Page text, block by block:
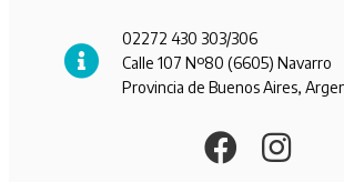
02272 430 303/306
Calle 107 Nº80 (6605) Navarro
Provincia de Buenos Aires,